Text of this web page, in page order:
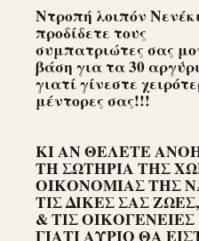
Ντροπή λοιπόν
προδίδετε τους
συμπατριώτες σας
βάση για τα 30
γιατί γίνεστε
μέντορες σας!!!
ΚΙ ΑΝ ΘΕΛΕΤΕ
ΤΗ ΣΩΤΗΡΙΑ ΤΗΣ
ΟΙΚΟΝΟΜΙΑΣ ΤΗΣ
ΤΙΣ ΔΙΚΕΣ ΣΑΣ
& ΤΙΣ
ΓΙΑΤΙ ΑΥΡΙΟ ΘΑ